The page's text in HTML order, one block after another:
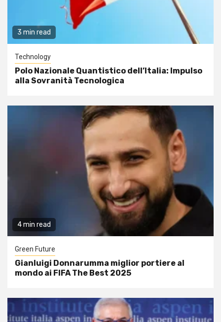
3 min read
Technology
Polo Nazionale Quantistico dell’Italia: Impulso
alla Sovranità Tecnologica
4 min read
Green Future
Gianluigi Donnarumma miglior portiere al
mondo ai FIFA The Best 2025